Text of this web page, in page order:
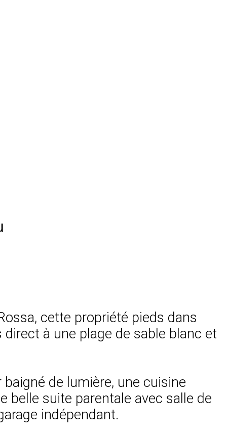
cette propriété pieds dans
direct à une plage de sable blanc et
de lumière, une cuisine
belle suite parentale avec salle de
indépendant.